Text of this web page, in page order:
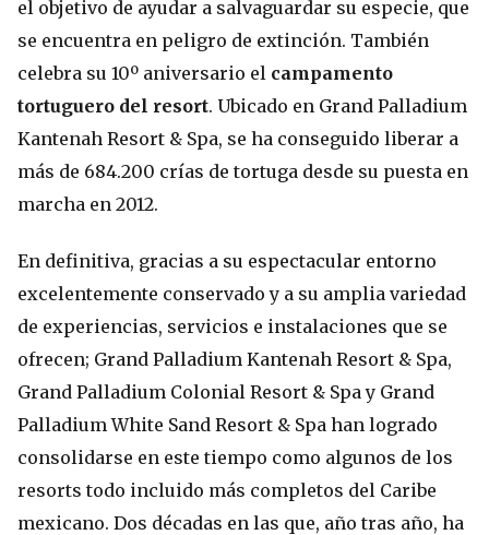
el objetivo de ayudar a salvaguardar su especie, que
se encuentra en peligro de extinción. También
celebra su 10º aniversario el campamento
tortuguero del resort. Ubicado en Grand Palladium
Kantenah Resort & Spa, se ha conseguido liberar a
más de 684.200 crías de tortuga desde su puesta en
marcha en 2012.
En definitiva, gracias a su espectacular entorno
excelentemente conservado y a su amplia variedad
de experiencias, servicios e instalaciones que se
ofrecen; Grand Palladium Kantenah Resort & Spa,
Grand Palladium Colonial Resort & Spa y Grand
Palladium White Sand Resort & Spa han logrado
consolidarse en este tiempo como algunos de los
resorts todo incluido más completos del Caribe
mexicano. Dos décadas en las que, año tras año, ha